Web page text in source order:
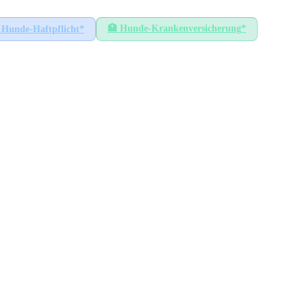
Hunde-Haftpflicht* 🏥 Hunde-Krankenversicherung*